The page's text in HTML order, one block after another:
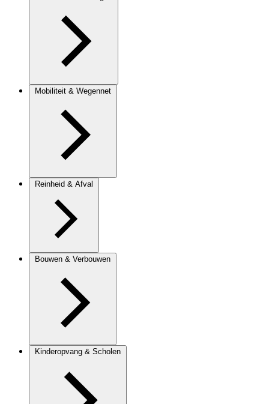
Mobiliteit & Wegennet
Reinheid & Afval
Bouwen & Verbouwen
Kinderopvang & Scholen